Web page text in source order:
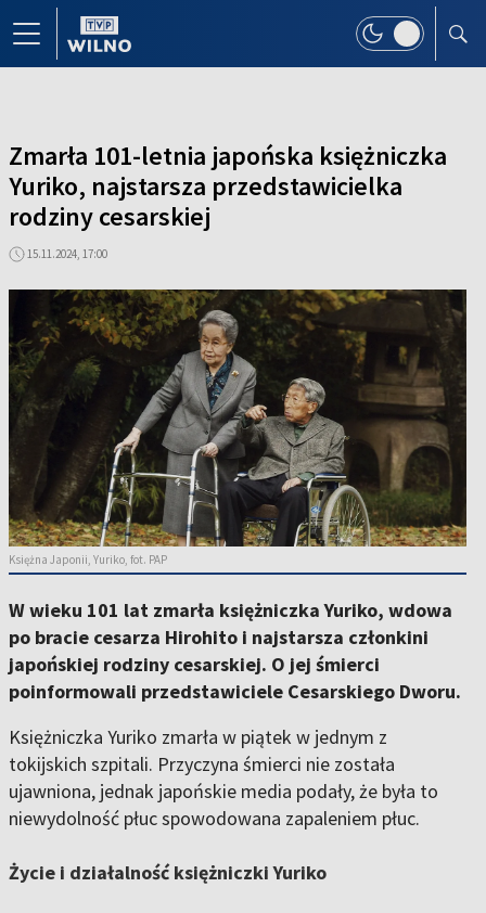
Zmarła 101-letnia japońska księżniczka
Yuriko, najstarsza przedstawicielka
rodziny cesarskiej
15.11.2024, 17:00
Księżna Japonii, Yuriko, fot. PAP
W wieku 101 lat zmarła księżniczka Yuriko, wdowa
po bracie cesarza Hirohito i najstarsza członkini
japońskiej rodziny cesarskiej. O jej śmierci
poinformowali przedstawiciele Cesarskiego Dworu.
Księżniczka Yuriko zmarła w piątek w jednym z
tokijskich szpitali. Przyczyna śmierci nie została
ujawniona, jednak japońskie media podały, że była to
niewydolność płuc spowodowana zapaleniem płuc.
Życie i działalność księżniczki Yuriko